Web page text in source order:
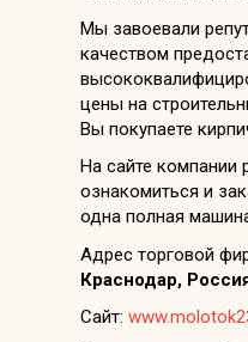
Мы завоевали
качеством
цены на
Вы покупаете
На сайте
ознакомиться и
одна полная
Адрес торговой
Краснодар,
Сайт: